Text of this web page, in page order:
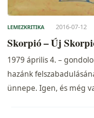
LEMEZKRITIKA 2016-07-12
Skorpió – Új
1979 április 4. –
hazánk
ünnepe. Igen, és még